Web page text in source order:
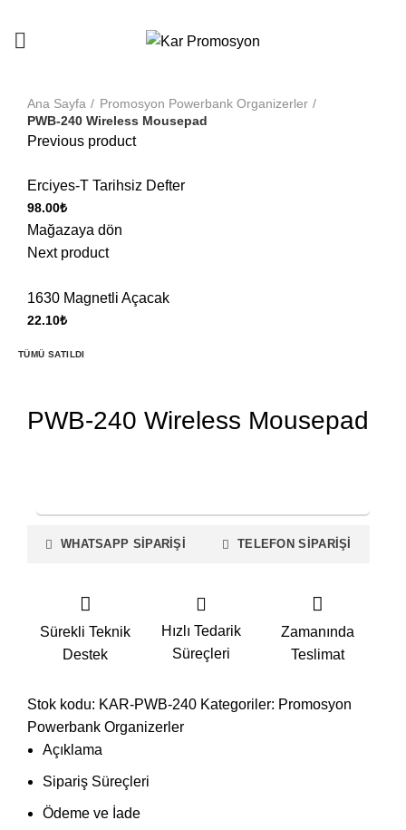
Ana Sayfa
Promosyon Powerbank Organizerler
PWB-240 Wireless Mousepad
Previous product
Erciyes-T Tarihsiz Defter
98.00₺
Mağazaya dön
Next product
1630 Magnetli Açacak
22.10₺
TÜMÜ SATILDI
PWB-240 Wireless Mousepad
WHATSAPP SIPARIŞI TELEFON SIPARIŞI
Sürekli Teknik
Destek
Hızlı Tedarik
Süreçleri
Zamanında
Teslimat
Stok kodu: KAR-PWB-240 Kategoriler: Promosyon
Powerbank Organizerler
Açıklama
Sipariş Süreçleri
Ödeme ve İade